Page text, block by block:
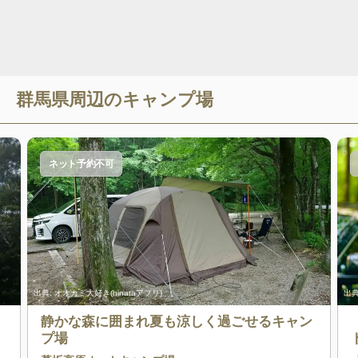
群馬県周辺のキャンプ場
出典:オオカミ大好き(hinataアプリ)
ネット予約不可
静かな森に囲まれ夏も涼しく過ごせるキャン
プ場
出